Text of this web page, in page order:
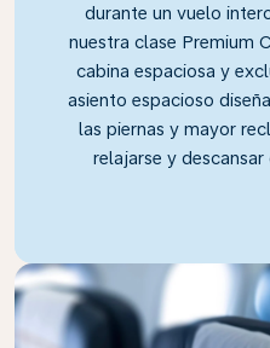
durante un vuelo
nuestra clase Premium
cabina espaciosa y
asiento espacioso
las piernas y mayor
relajarse y